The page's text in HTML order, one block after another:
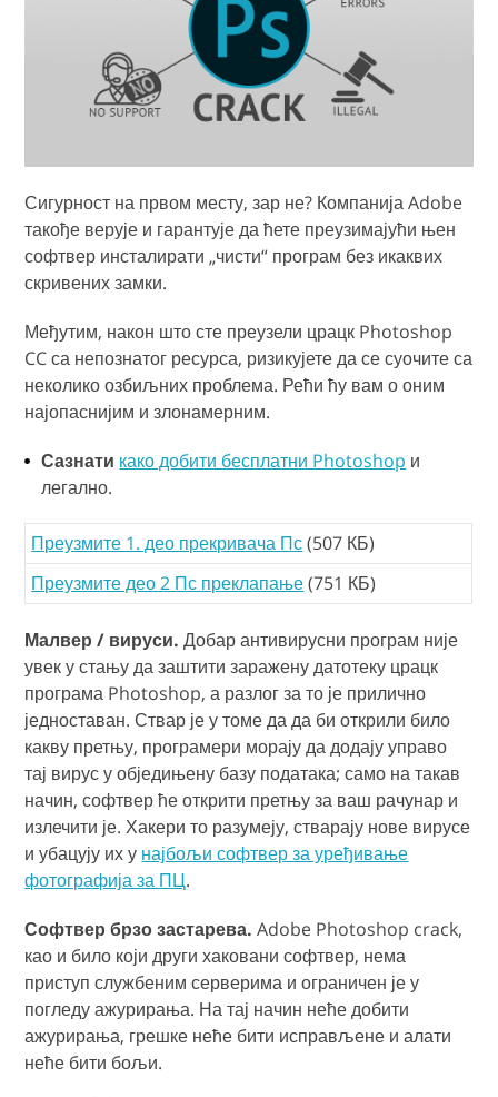
Сигурност на првом месту, зар не? Компанија Adobe
такође верује и гарантује да ћете преузимајући њен
софтвер инсталирати „чисти“ програм без икаквих
скривених замки.
Међутим, након што сте преузели црацк Photoshop
CC са непознатог ресурса, ризикујете да се суочите са
неколико озбиљних проблема. Рећи ћу вам о оним
најопаснијим и злонамерним.
Сазнати како добити бесплатни Photoshop и
легално.
Преузмите 1. део прекривача Пс(507 КБ)
Преузмите део 2 Пс преклапање(751 КБ)
Малвер / вируси. Добар антивирусни програм није
увек у стању да заштити заражену датотеку црацк
програма Photoshop, а разлог за то је прилично
једноставан. Ствар је у томе да да би открили било
какву претњу, програмери морају да додају управо
тај вирус у обједињену базу података; само на такав
начин, софтвер ће открити претњу за ваш рачунар и
излечити је. Хакери то разумеју, стварају нове вирусе
и убацују их у најбољи софтвер за уређивање
фотографија за ПЦ.
Софтвер брзо застарева. Adobe Photoshop crack,
као и било који други хаковани софтвер, нема
приступ службеним серверима и ограничен је у
погледу ажурирања. На тај начин неће добити
ажурирања, грешке неће бити исправљене и алати
неће бити бољи.